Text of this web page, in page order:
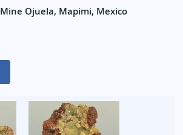
Mine Ojuela, Mapimi, Mexico